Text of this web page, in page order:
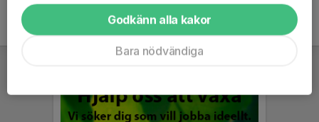
Godkänn alla kakor
Bara nödvändiga